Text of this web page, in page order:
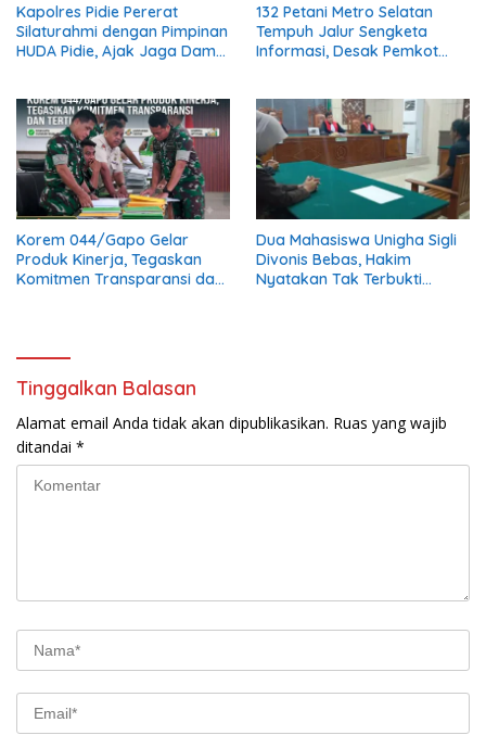
Kapolres Pidie Pererat
Silaturahmi dengan Pimpinan
HUDA Pidie, Ajak Jaga Damai
132 Petani Metro Selatan
Tempuh Jalur Sengketa
Informasi, Desak Pemkot
Korem 044/Gapo Gelar
Produk Kinerja, Tegaskan
Komitmen Transparansi dan
Dua Mahasiswa Unigha Sigli
Divonis Bebas, Hakim
Nyatakan Tak Terbukti
Tinggalkan Balasan
Alamat email Anda tidak akan dipublikasikan. Ruas yang wajib
ditandai *